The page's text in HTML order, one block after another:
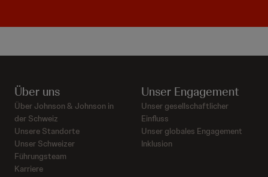
Über uns
Über Johnson & Johnson in
der Schweiz
Unsere Standorte
Unser Schweizer
Führungsteam
Karriere
Unser Engagement
Unser gesellschaftlicher
Einfluss
Unser globales Engagement
Inklusion